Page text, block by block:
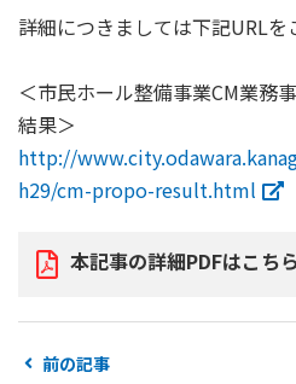
詳細につきましては下記URLを
＜市民ホール整備事業CM業務
結果＞
http://
h29/cm-propo-result.html
本記事の詳細PDFはこちら
前の記事